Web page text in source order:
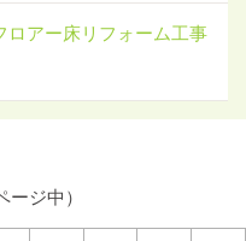
アー床リフォーム工事
ージ中）